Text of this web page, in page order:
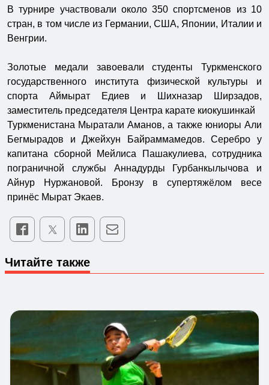
В турнире участвовали около 350 спортсменов из 10
стран, в том числе из Германии, США, Японии, Италии и
Венгрии.
Золотые медали завоевали студенты Туркменского
государственного института физической культуры и
спорта Аймырат Едиев и Шихназар Ширзадов,
заместитель председателя Центра карате киокушинкай
Туркменистана Мыратали Аманов, а также юниоры Али
Бегмырадов и Джейхун Байраммамедов. Серебро у
капитана сборной Мейлиса Пашакулиева, сотрудника
пограничной службы Аннадурды Гурбанкылычова и
Айнур Нуржановой. Бронзу в супертяжёлом весе
принёс Мырат Экаев.
Читайте также